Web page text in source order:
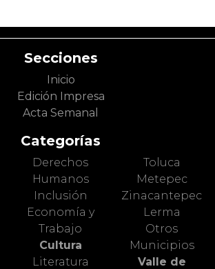
Secciones
Inicio
Edición Impresa
Acta Semanal
Categorías
Derechos
Humanos
Inclusión
Economía y
Trabajo
Cultura
Literatura
Toluca
Metepec
Zinacantepec
Lerma
Otros
Municipios
Valle de